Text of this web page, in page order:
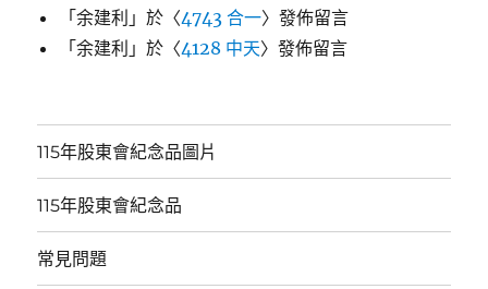
「余建利 」於〈4743 合一〉發佈留言
「余建利 」於〈4128 中天〉發佈留言
115年股東會紀念品圖片
115年股東會紀念品
常見問題